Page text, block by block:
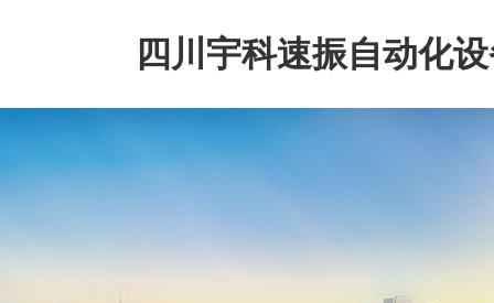
四川宇科速振自动化
公司